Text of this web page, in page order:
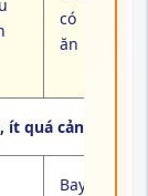
có bữa
ăn nhẹ
quá cảnh
Bay